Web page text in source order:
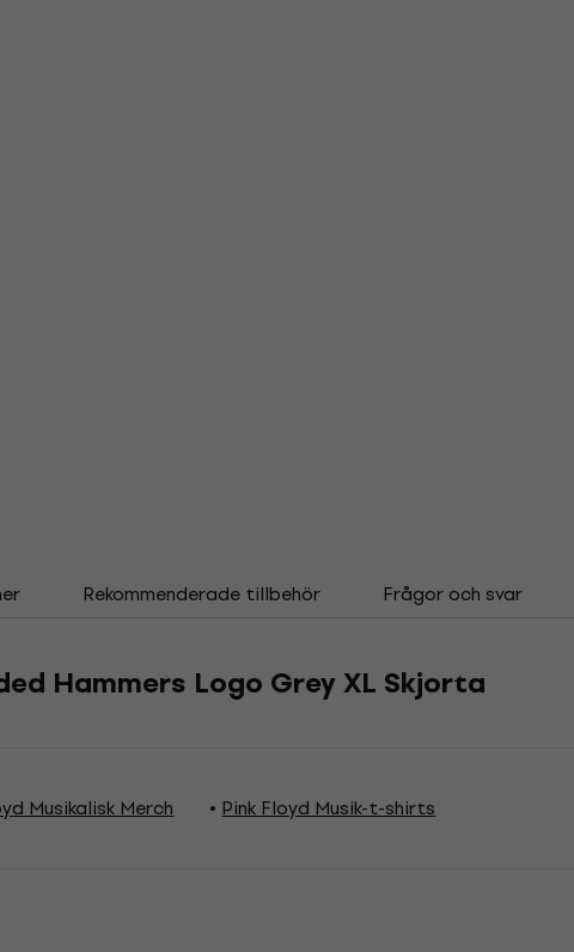
Rekommenderade tillbehör Frågor och svar
Hammers Logo Grey XL Skjorta
Musikalisk Merch Pink Floyd Musik-t-shirts